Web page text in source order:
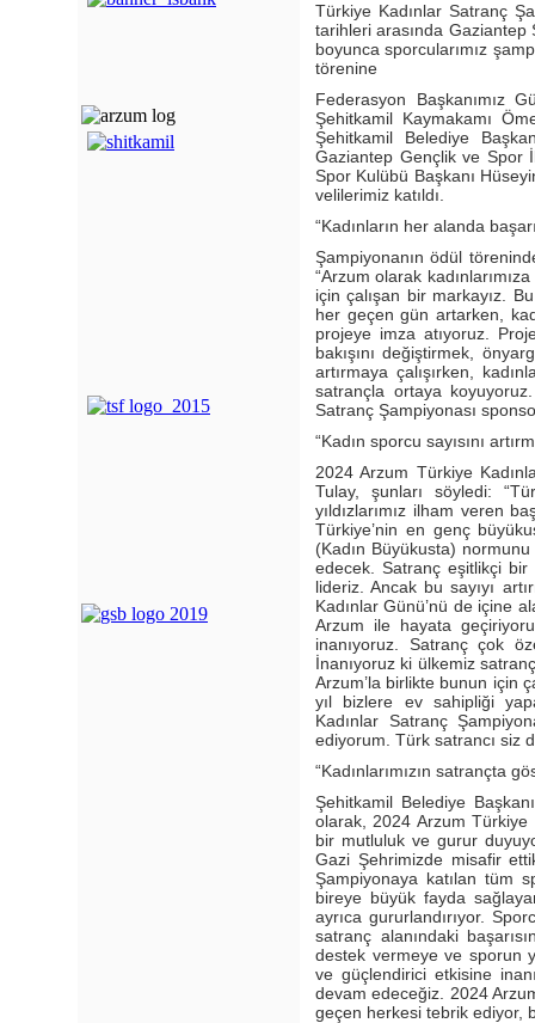
Türkiye Kadınlar Satranç
tarihleri arasında
boyunca sporcularımız
törenine
Federasyon Başkanımız
Şehitkamil Kaymakamı
Şehitkamil Belediye
Gaziantep Gençlik ve Spor
Spor Kulübü Başkanı
velilerimiz katıldı.
“Kadınların her alanda
Şampiyonanın ödül
“Arzum olarak
için çalışan bir markayız.
her geçen gün artarken,
projeye imza atıyoruz.
bakışını değiştirmek,
artırmaya çalışırken,
satrançla ortaya
Satranç Şampiyonası
“Kadın sporcu sayısını
2024 Arzum Türkiye
Tulay, şunları söyledi:
yıldızlarımız ilham veren
Türkiye’nin en genç
(Kadın Büyükusta)
edecek. Satranç eşitlikçi bir
lideriz. Ancak bu sayıyı
Kadınlar Günü’nü de içine
Arzum ile hayata
inanıyoruz. Satranç çok
İnanıyoruz ki ülkemiz
Arzum’la birlikte bunun için
yıl bizlere ev sahipliği
Kadınlar Satranç
ediyorum. Türk satrancı siz
“Kadınlarımızın satrançta
Şehitkamil Belediye
olarak, 2024 Arzum Türkiye
bir mutluluk ve gurur
Gazi Şehrimizde misafir
Şampiyonaya katılan tüm
bireye büyük fayda
ayrıca gururlandırıyor.
satranç alanındaki
destek vermeye ve sporun
ve güçlendirici etkisine
devam edeceğiz. 2024
geçen herkesi tebrik ediyor,